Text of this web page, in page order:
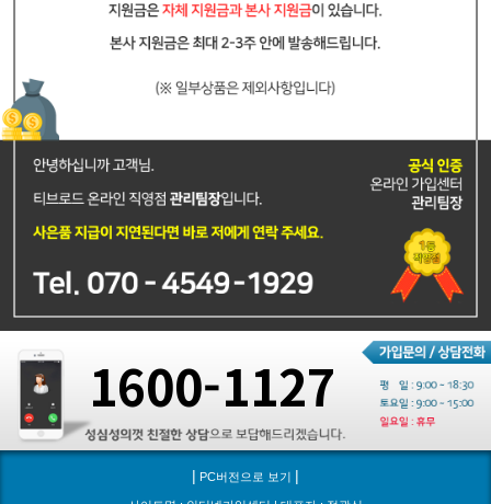
1600-1127
| PC버전으로 보기 |